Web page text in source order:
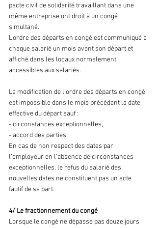
pacte civil de solidarité travaillant dans une
même entreprise ont droit à un congé
simultané.
L’ordre des départs en congé est communiqué à
chaque salarié un mois avant son départ et
affiché dans les locaux normalement
accessibles aux salariés.
La modification de l’ordre des départs en congé
est impossible dans le mois précédant la date
effective du départ sauf :
- circonstances exceptionnelles,
- accord des parties.
En cas de non respect des dates par
l’employeur en l’absence de circonstances
exceptionnelles, le refus du salarié des
nouvelles dates ne constituent pas un acte
fautif de sa part.
4/ Le fractionnement du congé
Lorsque le congé ne dépasse pas douze jours